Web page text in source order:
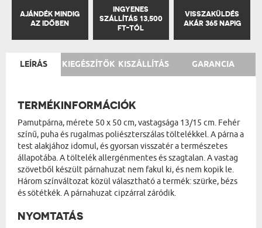
AJÁNDÉK MINDIG
AZ IDŐBEN
INGYENES
SZÁLLÍTÁS 13,500
FT-TÓL
VISSZAKÜLDÉS
AKÁR 365 NAPIG
LEÍRÁS KIEGÉSZÍTŐK KISZÁLLÍTÁS GARANCIA
TERMÉKINFORMÁCIÓK
Pamutpárna, mérete 50 x 50 cm, vastagsága 13/15 cm. Fehér
színű, puha és rugalmas poliészterszálas töltelékkel. A párna a
test alakjához idomul, és gyorsan visszatér a természetes
állapotába. A töltelék allergénmentes és szagtalan. A vastag
szövetből készült párnahuzat nem fakul ki, és nem kopik le.
Három színváltozat közül választható a termék: szürke, bézs
és sötétkék. A párnahuzat cipzárral záródik.
NYOMTATÁS